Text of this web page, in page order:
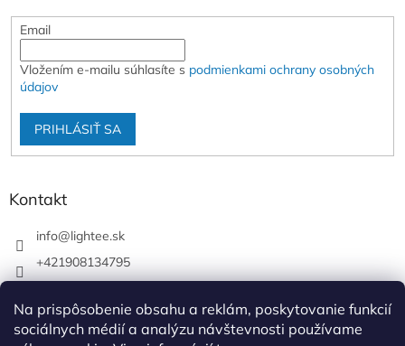
Na prispôsobenie obsahu a reklám, poskytovanie funkcií
sociálnych médií a analýzu návštevnosti používame
Email
Vložením e-mailu súhlasíte s podmienkami ochrany osobných
údajov
PRIHLÁSIŤ SA
Kontakt
info@lightee.sk
+421908134795
lightee.sk